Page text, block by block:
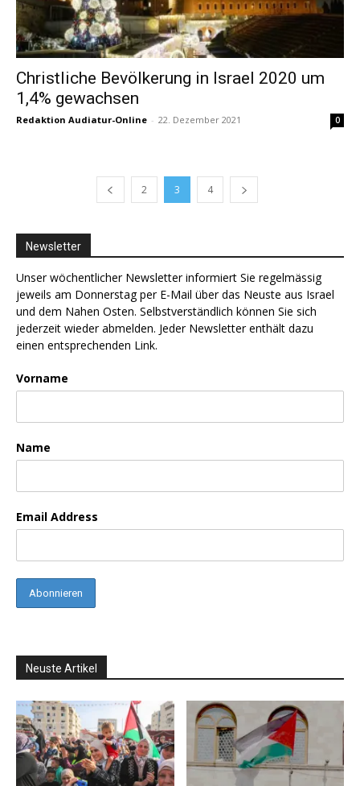
Christliche Bevölkerung in Israel 2020 um
1,4% gewachsen
Redaktion Audiatur-Online - 22. Dezember 2021 0
2 3 4
Newsletter
Unser wöchentlicher Newsletter informiert Sie regelmässig
jeweils am Donnerstag per E-Mail über das Neuste aus Israel
und dem Nahen Osten. Selbstverständlich können Sie sich
jederzeit wieder abmelden. Jeder Newsletter enthält dazu
einen entsprechenden Link.
Vorname
Name
Email Address
Neuste Artikel